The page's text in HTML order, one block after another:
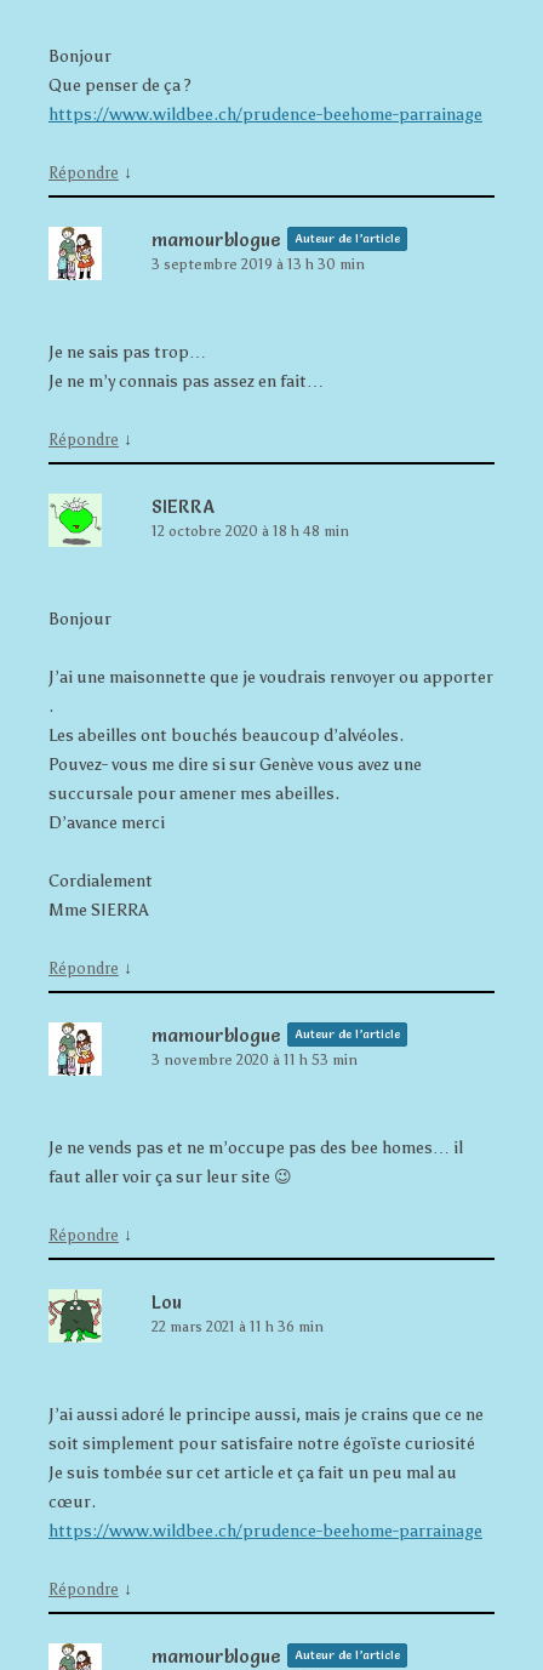
Bonjour
Que penser de ça ?
https://www.wildbee.ch/prudence-beehome-parrainage
Répondre ↓
mamourblogue Auteur de l’article
3 septembre 2019 à 13 h 30 min
Je ne sais pas trop…
Je ne m’y connais pas assez en fait…
Répondre ↓
SIERRA
12 octobre 2020 à 18 h 48 min
Bonjour
J’ai une maisonnette que je voudrais renvoyer ou apporter
.
Les abeilles ont bouchés beaucoup d’alvéoles.
Pouvez- vous me dire si sur Genève vous avez une
succursale pour amener mes abeilles.
D’avance merci
Cordialement
Mme SIERRA
Répondre ↓
mamourblogue Auteur de l’article
3 novembre 2020 à 11 h 53 min
Je ne vends pas et ne m’occupe pas des bee homes… il
faut aller voir ça sur leur site 😉
Répondre ↓
Lou
22 mars 2021 à 11 h 36 min
J’ai aussi adoré le principe aussi, mais je crains que ce ne
soit simplement pour satisfaire notre égoïste curiosité
Je suis tombée sur cet article et ça fait un peu mal au
cœur.
https://www.wildbee.ch/prudence-beehome-parrainage
Répondre ↓
mamourblogue Auteur de l’article